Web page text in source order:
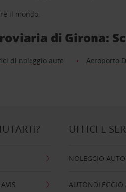
il mondo.
di Girona:
di noleggio auto
Aeroporto
UFFICI E
NOLEGGIO AUTO
AUTONOLEGGIO